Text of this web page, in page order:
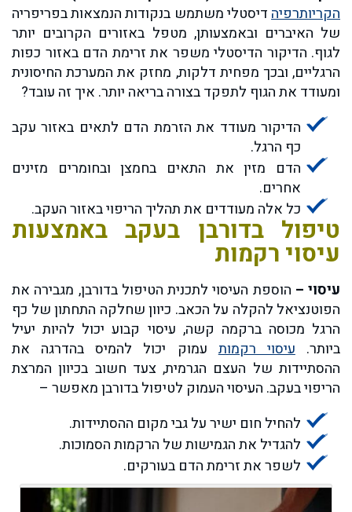
הקריותרפיהדיסטלי משתמש בנקודות הנמצאות בפריפריה
של האיברים ובאמצעותן, מטפל באזורים הקרובים יותר
לגוף. הדיקור הדיסטלי משפר את זרימת הדם באזור כפות
הרגליים, ובכך מפחית דלקות, מחזק את המערכת החיסונית
ומעודד את הגוף לתפקד בצורה בריאה יותר. איך זה עובד?
הדיקור מעודד את הזרמת הדם לתאים באזור עקב
כף הרגל.
הדם מזין את התאים בחמצן ובחומרים מזינים
אחרים.
כל אלה מעודדים את תהליך הריפוי באזור העקב.
טיפול בדורבן בעקב באמצעות
עיסוי רקמות
עיסוי – הוספת העיסוי לתכנית הטיפול בדורבן, מגבירה את
הפוטנציאל להקלה על הכאב. כיוון שחלקה התחתון של כף
הרגל מכוסה ברקמה קשה, עיסוי קבוע יכול להיות יעיל
ביותר.עיסוי רקמותעמוק יכול להמיס בהדרגה את
ההסתיידות של העצם הגרמית, צעד חשוב בכיוון המרצת
הריפוי בעקב. העיסוי העמוק לטיפול בדורבן מאפשר –
להחיל חום ישיר על גבי מקום ההסתיידות.
להגדיל את הגמישות של הרקמות הסמוכות.
לשפר את זרימת הדם בעורקים.